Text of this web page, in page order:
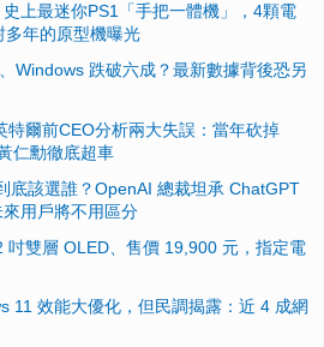
上最迷你PS1「手把一體機」，4顆電
年的原型機曝光
Windows 跌破六成？最新數據背後恐另
特爾前CEO分析兩大失誤：當年砍掉
仁勳徹底超車
底該選誰？OpenAI 總裁坦承 ChatGPT
用戶將不用區分
吋雙層 OLED、售價 19,900 元，指定電
11 效能大優化，但民調揭露：近 4 成網